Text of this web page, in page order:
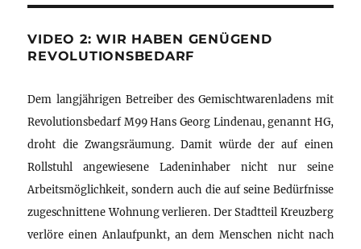
VIDEO 2: WIR HABEN GENÜGEND
REVOLUTIONSBEDARF
Dem langjährigen Betreiber des Gemischtwarenladens mit
Revolutionsbedarf M99 Hans Georg Lindenau, genannt HG,
droht die Zwangsräumung. Damit würde der auf einen
Rollstuhl angewiesene Ladeninhaber nicht nur seine
Arbeitsmöglichkeit, sondern auch die auf seine Bedürfnisse
zugeschnittene Wohnung verlieren. Der Stadtteil Kreuzberg
verlöre einen Anlaufpunkt, an dem Menschen nicht nach